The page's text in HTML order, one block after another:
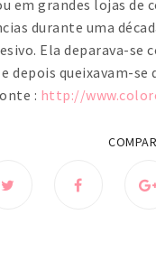
em grandes lojas de
durante uma
Ela deparava-se
depois queixavam-se
: http://